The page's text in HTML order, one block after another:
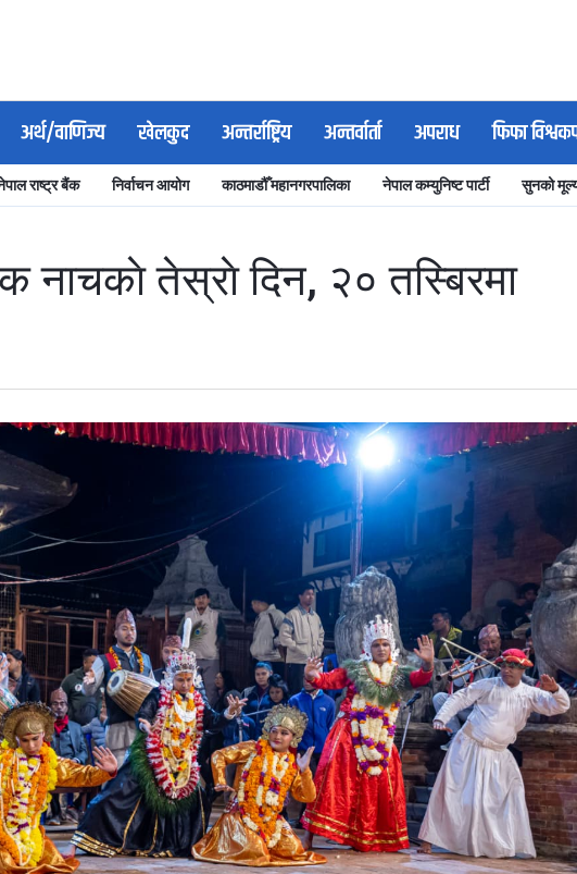
अर्थ/वाणिज्य खेलकुद अन्तर्राष्ट्रिय अन्तर्वार्ता अपराध फिफा
राष्ट्र बैंक निर्वाचन आयोग काठमाडौँ महानगरपालिका नेपाल कम्युनिष्ट पार्टी सुनको
नाचकाे तेस्राे दिन, २० तस्बिरमा